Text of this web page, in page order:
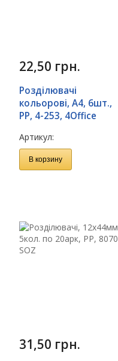
22,50 грн.
Розділювачі
кольорові, А4, 6шт.,
PP, 4-253, 4Office
Артикул:
В корзину
31,50 грн.